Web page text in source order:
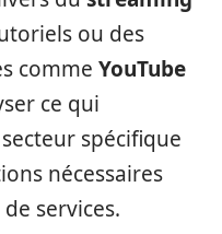
ou des
comme YouTube
ce qui
spécifique
nécessaires
services.